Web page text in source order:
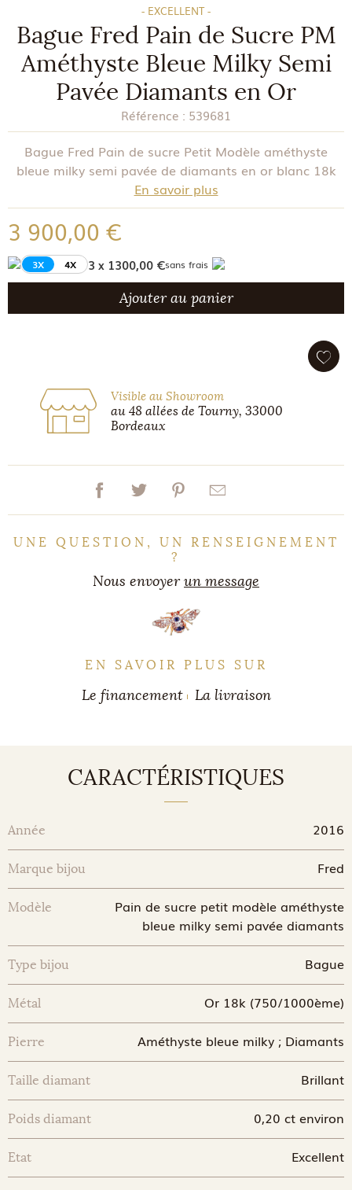
- EXCELLENT -
Bague Fred Pain de Sucre PM
Améthyste Bleue Milky Semi
Pavée Diamants en Or
Référence : 539681
Bague Fred Pain de sucre Petit Modèle améthyste
bleue milky semi pavée de diamants en or blanc 18k
En savoir plus
3 900,00 €
3X 4X 3 x 1300,00 €sans frais
Ajouter au panier
Visible au Showroom
au 48 allées de Tourny, 33000
Bordeaux
UNE QUESTION, UN RENSEIGNEMENT
?
Nous envoyerun message
EN SAVOIR PLUS SUR
Le financement La livraison
CARACTÉRISTIQUES
Année 2016
Marque bijou Fred
Modèle
Pain de sucre petit modèle améthyste
bleue milky semi pavée diamants
Type bijou Bague
Métal Or 18k (750/1000ème)
Pierre Améthyste bleue milky ; Diamants
Taille diamant Brillant
Poids diamant 0,20 ct environ
Etat Excellent